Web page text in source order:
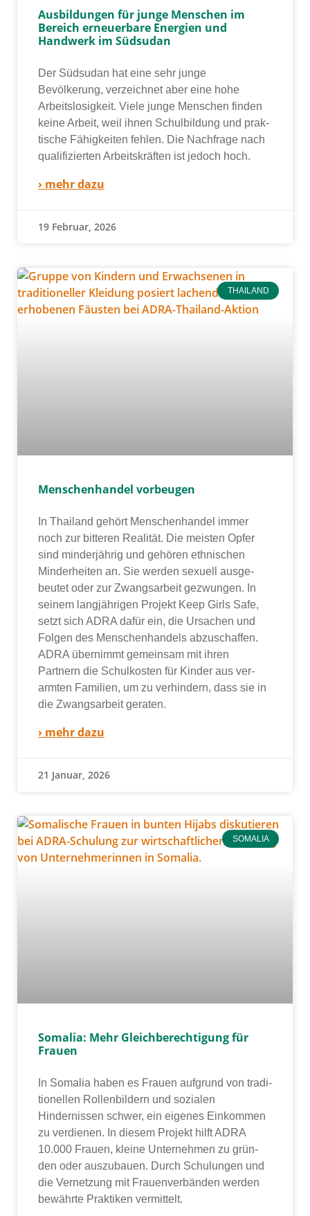
Ausbildungen für junge Menschen im
Bereich erneuerbare Energien und
Handwerk im Südsudan
Der Südsudan hat eine sehr jun­ge
Bevölkerung, ver­zeich­net aber eine hohe
Arbeitslosigkeit. Viele jun­ge Menschen fin­den
kei­ne Arbeit, weil ihnen Schulbildung und prak­
ti­sche Fähigkeiten feh­len. Die Nachfrage nach
qua­li­fi­zier­ten Arbeitskräften ist jedoch hoch.
› mehr dazu
19 Februar, 2026
THAILAND
Menschenhandel vorbeugen
In Thailand gehört Menschenhandel immer
noch zur bit­te­ren Realität. Die meis­ten Opfer
sind min­der­jäh­rig und gehö­ren eth­ni­schen
Minderheiten an. Sie wer­den sexu­ell aus­ge­
beu­tet oder zur Zwangsarbeit gezwun­gen. In
sei­nem lang­jäh­ri­gen Projekt Keep Girls Safe,
setzt sich ADRA dafür ein, die Ursachen und
Folgen des Menschenhandels abzu­schaf­fen.
ADRA über­nimmt gemein­sam mit ihren
Partnern die Schulkosten für Kinder aus ver­
arm­ten Familien, um zu ver­hin­dern, dass sie in
die Zwangsarbeit gera­ten.
› mehr dazu
21 Januar, 2026
SOMALIA
Somalia: Mehr Gleichberechtigung für
Frauen
In Somalia haben es Frauen auf­grund von tra­di­
tio­nel­len Rollenbildern und sozia­len
Hindernissen schwer, ein eige­nes Einkommen
zu ver­die­nen. In die­sem Projekt hilft ADRA
10.000 Frauen, klei­ne Unternehmen zu grün­
den oder aus­zu­bau­en. Durch Schulungen und
die Vernetzung mit Frauenverbänden wer­den
bewähr­te Praktiken ver­mit­telt.